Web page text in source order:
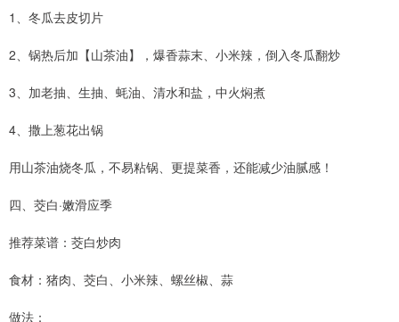
1、冬瓜去皮切片
2、锅热后加【山茶油】，爆香蒜末、小米辣，倒入冬瓜翻炒
3、加老抽、生抽、蚝油、清水和盐，中火焖煮
4、撒上葱花出锅
用山茶油烧冬瓜，不易粘锅、更提菜香，还能减少油腻感！
四、茭白·嫩滑应季
推荐菜谱：茭白炒肉
食材：猪肉、茭白、小米辣、螺丝椒、蒜
做法：